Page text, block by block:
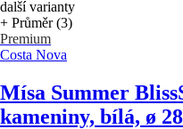
další varianty
+ Průměr (3)
Premium
Costa Nova
Mísa Summer Bliss
kameniny, bílá, ø